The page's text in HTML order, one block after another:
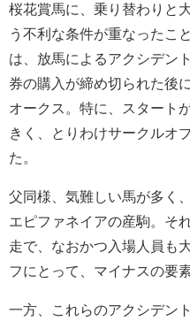
桜花賞馬に、乗り替わりと
う不利な条件が重なったこ
は、放馬によるアクシデン
券の購入が締め切られた後
オークス。特に、スタート
きく、とりわけサークルオ
た。
父同様、気難しい馬が多く
エピファネイアの産駒。そ
走で、なおかつ入場人員も
フにとって、マイナスの要
一方、これらのアクシデン